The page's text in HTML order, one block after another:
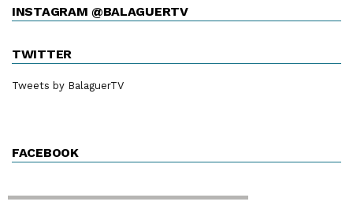
INSTAGRAM @BALAGUERTV
TWITTER
Tweets by BalaguerTV
FACEBOOK